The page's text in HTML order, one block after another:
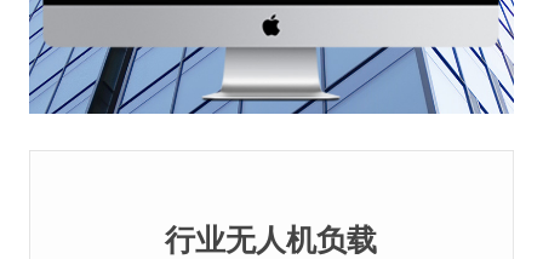
行业无人机负载